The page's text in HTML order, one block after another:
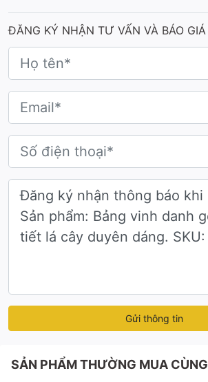
ĐĂNG KÝ NHẬN TƯ VẤN VÀ BÁO GIÁ
Gửi thông tin
SẢN PHẨM THƯỜNG MUA CÙNG